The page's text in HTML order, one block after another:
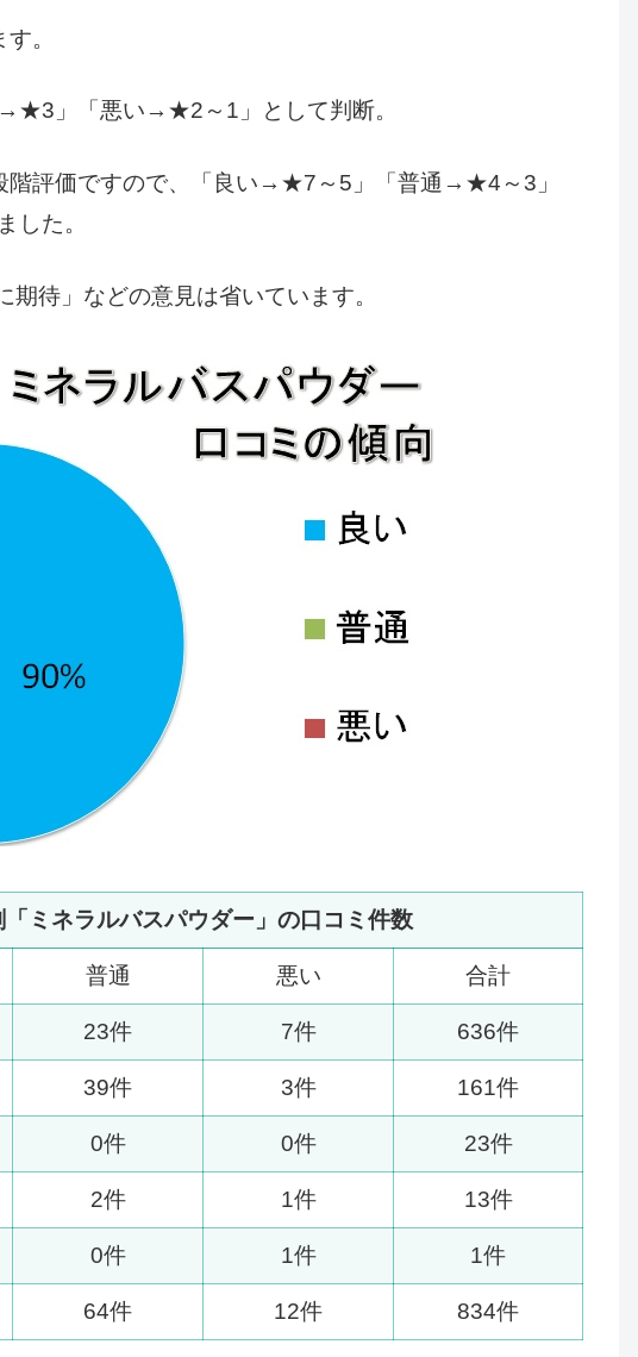
。
」「悪い→★2～1」として判断。
階評価ですので、「良い→★7～5」「普通→★4～3」
した。
待」などの意見は省いています。
ミネラルバスパウダー」の口コミ件数
普通 悪い 合計
23件 7件 636件
39件 3件 161件
0件 0件 23件
2件 1件 13件
0件 1件 1件
64件 12件 834件